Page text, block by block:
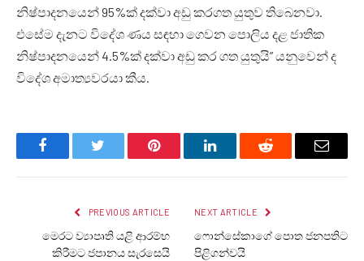
නිෂ්පාදනයෙන් 95%ක් දක්වා අඩු කරගත යුතුව තිබෙනවා.
එසේම දැනට විදේශ ණය සඳහා ගෙවන පොලිය දළ ජාතික
නිෂ්පාදනයෙන් 4.5%ක් දක්වා අඩු කර ගත යුතුයි” යනුවෙන් ද
විදේශ අමාත්‍යවරයා කීය.
FacebookTwitter Pinterest LinkedInReddit Email
PREVIOUS ARTICLE
මෙරට ව්‍යාපෘති යළි ආරම්භ
කිරීමට ජපානය සැරසෙයි
NEXT ARTICLE
ෆොන්සේකාගේ පොත ජනපතිට
පිළිගන්වයි